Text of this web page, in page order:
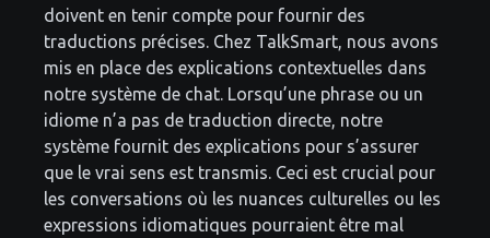
doivent en tenir compte pour fournir des
traductions précises. Chez TalkSmart, nous avons
mis en place des explications contextuelles dans
notre système de chat. Lorsqu’une phrase ou un
idiome n’a pas de traduction directe, notre
système fournit des explications pour s’assurer
que le vrai sens est transmis. Ceci est crucial pour
les conversations où les nuances culturelles ou les
expressions idiomatiques pourraient être mal